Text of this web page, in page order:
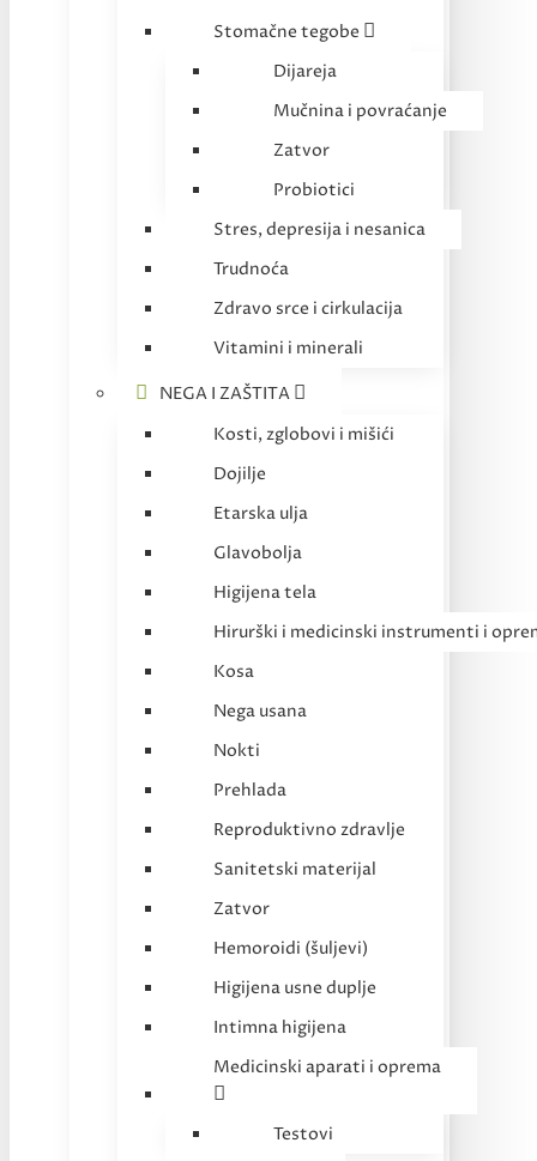
Stomačne tegobe
Dijareja
Mučnina i povraćanje
Zatvor
Probiotici
Stres, depresija i nesanica
Trudnoća
Zdravo srce i cirkulacija
Vitamini i minerali
NEGA I ZAŠTITA
Kosti, zglobovi i mišići
Dojilje
Etarska ulja
Glavobolja
Higijena tela
Hirurški i medicinski instrumenti i
Kosa
Nega usana
Nokti
Prehlada
Reproduktivno zdravlje
Sanitetski materijal
Zatvor
Hemoroidi (šuljevi)
Higijena usne duplje
Intimna higijena
Medicinski aparati i oprema
Testovi